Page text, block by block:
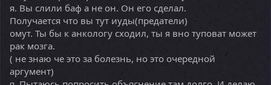
я. Вы слили баф а не он. Он его сделал.
Получается что вы тут иуды(предатели)
омут. Ты бы к анкологу сходил, ты я вно туповат может
рак мозга.
( не знаю че это за болезнь, но это очередной
аргумент)